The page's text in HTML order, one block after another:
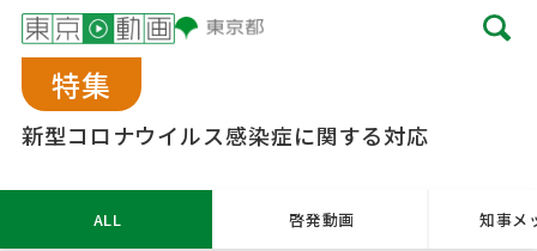
特集
新型コロナウイルス感染症に関する対応
ALL 啓発動画 知事メ